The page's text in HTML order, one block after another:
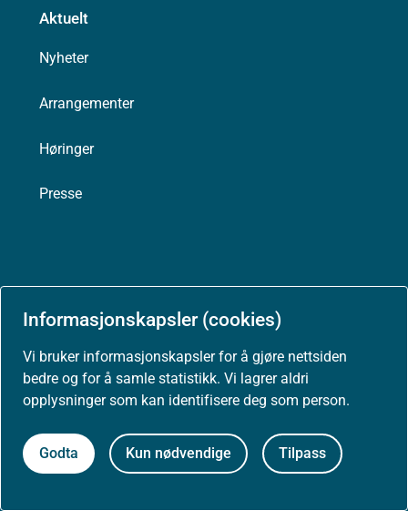
Informasjonskapsler (cookies)
Vi bruker informasjonskapsler for å gjøre nettsiden
bedre og for å samle statistikk. Vi lagrer aldri
opplysninger som kan identifisere deg som person.
Godta Kun nødvendige Tilpass
Aktuelt
Nyheter
Arrangementer
Høringer
Presse
Om nettstedet
Personvernerklæring
Tilgjengelighetserklæring (uustatus.no)
Nyhetsvarsel og abonnement
Åpne data (API)